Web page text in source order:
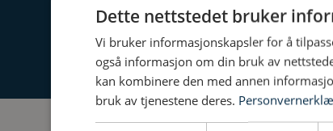
Dette nettstedet bruker
Vi bruker informasjonskapsler for å
også informasjon om din bruk av
kan kombinere den med annen
bruk av tjenestene deres.